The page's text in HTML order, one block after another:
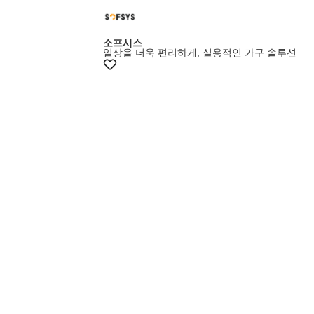
소프시스
일상을 더욱 편리하게, 실용적인 가구 솔루션